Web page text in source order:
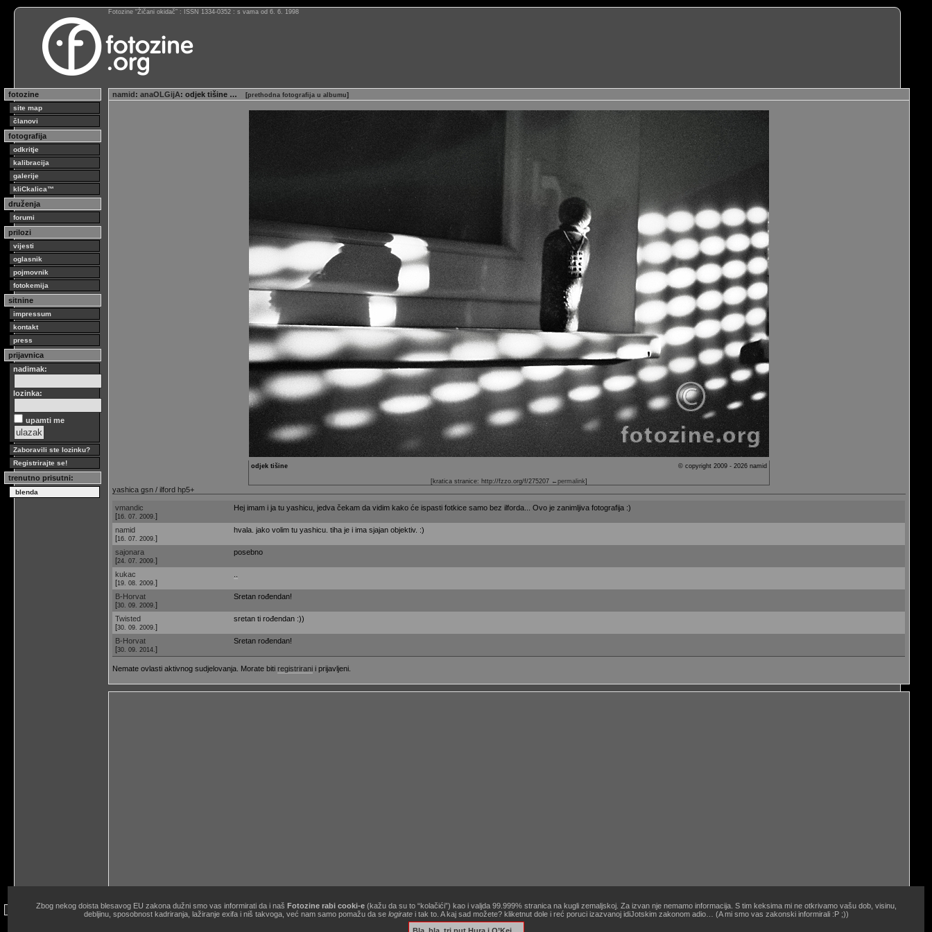
Fotozine “Žičani okidač” : ISSN 1334-0352 : s vama od 6. 6. 1998
fotozine
site map
članovi
fotografija
odkritje
kalibracija
galerije
kliCkalica™
druženja
forumi
prilozi
vijesti
oglasnik
pojmovnik
fotokemija
sitnine
impressum
kontakt
press
prijavnica
nadimak:
lozinka:
upamti me
Zaboravili ste lozinku?
Registrirajte se!
trenutno prisutni:
blenda
namid: anaOLGijA: odjek tišine … [prethodna fotografija u albumu]
© copyright 2009 - 2026 namid
odjek tišine
[kratica stranice: http://fzzo.org/f/275207 ←permalink]
yashica gsn / ilford hp5+
vmandic
[16. 07. 2009. ]
Hej imam i ja tu yashicu, jedva čekam da vidim kako će ispasti fotkice samo bez ilforda... Ovo je zanimljiva fotografija :)
namid
[16. 07. 2009. ]
hvala. jako volim tu yashicu. tiha je i ima sjajan objektiv. :)
sajonara
[24. 07. 2009. ]
posebno
kukac
[19. 08. 2009. ]
B-Horvat
[30. 09. 2009. ]
Sretan rođendan!
Twisted
[30. 09. 2009. ]
sretan ti rođendan :))
B-Horvat
[30. 09. 2014. ]
Sretan rođendan!
Nemate ovlasti aktivnog sudjelovanja. Morate biti registrirani i prijavljeni.
site copyright © 1998.-2026. Janko Belaj / Fotozine "Žičani okidač" [site powered byZine V3 alpha 9.1 ] .:korisnički ugovor / terms of use:. …&obavezno štivo!
Zbog nekog doista blesavog EU zakona dužni smo vas informirati da i naš Fotozine rabi cooki-e(kažu da su to “kolačići”) kao i valjda 99.999% stranica na kugli zemaljskoj. Za izvan nje nemamo informacija. S tim keksima mi ne otkrivamo vašu dob, visinu,
debljinu, sposobnost kadriranja, lažiranje exifa i niš takvoga, već nam samo pomažu da se logiratei tak to. A kaj sad možete? kliketnut dole i reć poruci izazvanoj idiJotskim zakonom adio… (A mi smo vas zakonski informirali :P ;))
Bla, bla, tri put Hura i O’Kej…